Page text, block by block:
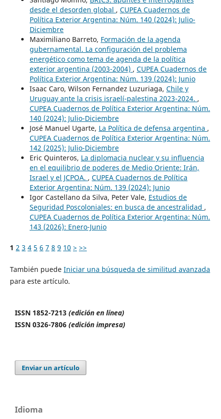
desde el desorden global , CUPEA Cuadernos de
Política Exterior Argentina: Núm. 140 (2024): Julio-
Diciembre
Maximiliano Barreto, Formación de la agenda
gubernamental. La configuración del problema
energético como tema de agenda de la política
exterior argentina (2003-2004) , CUPEA Cuadernos de
Política Exterior Argentina: Núm. 139 (2024): Junio
Isaac Caro, Wilson Fernandez Luzuriaga, Chile y
Uruguay ante la crisis israelí-palestina 2023-2024. ,
CUPEA Cuadernos de Política Exterior Argentina: Núm.
140 (2024): Julio-Diciembre
José Manuel Ugarte, La Política de defensa argentina ,
CUPEA Cuadernos de Política Exterior Argentina: Núm.
142 (2025): Julio-Diciembre
Eric Quinteros, La diplomacia nuclear y su influencia
en el equilibrio de poderes de Medio Oriente: Irán,
Israel y el JCPOA. , CUPEA Cuadernos de Política
Exterior Argentina: Núm. 139 (2024): Junio
Igor Castellano da Silva, Peter Vale, Estudios de
Seguridad Poscoloniales: en busca de ancestralidad ,
CUPEA Cuadernos de Política Exterior Argentina: Núm.
143 (2026): Enero-Junio
1 2 3 4 5 6 7 8 9 10 > >>
También puede Iniciar una búsqueda de similitud avanzada
para este artículo.
ISSN 1852-7213 (edición en línea)
ISSN 0326-7806 (edición impresa)
Enviar un artículo
Idioma